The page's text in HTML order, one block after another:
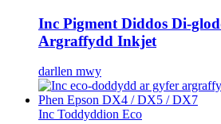
Inc Pigment Diddos Di-
Argraffydd Inkjet
darllen mwy
Inc Toddyddion Eco